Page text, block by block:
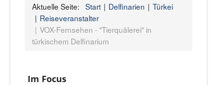
Aktuelle Seite: Start Delfinarien
Türkei
Reiseveranstalter
VOX-Fernsehen - "Tierquälerei" in
türkischem Delfinarium
Im Focus